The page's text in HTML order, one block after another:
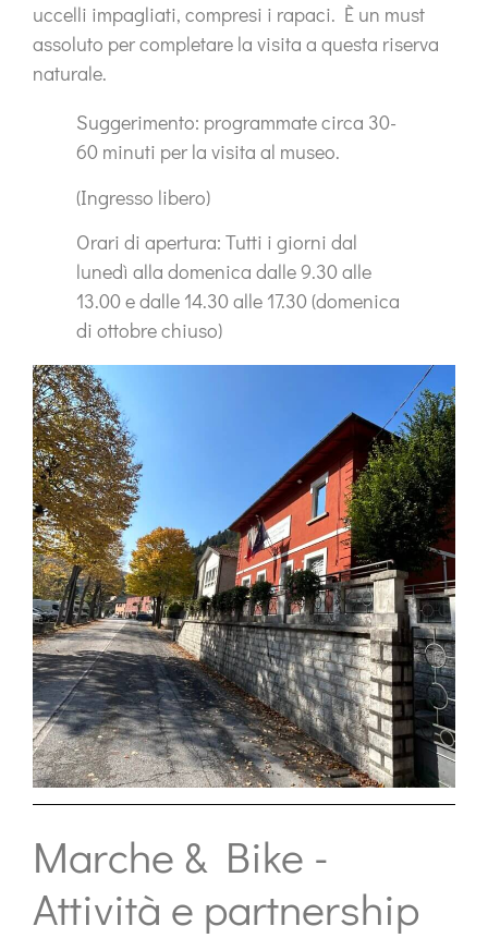
uccelli impagliati, compresi i rapaci. È un must
assoluto per completare la visita a questa riserva
naturale.
Suggerimento: programmate circa 30-
60 minuti per la visita al museo.
(Ingresso libero)
Orari di apertura: Tutti i giorni dal
lunedì alla domenica dalle 9.30 alle
13.00 e dalle 14.30 alle 17.30 (domenica
di ottobre chiuso)
Marche & Bike -
Attività e partnership